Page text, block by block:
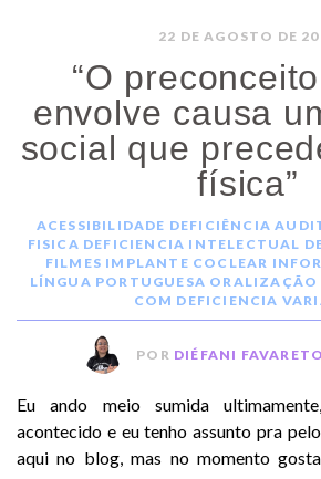
22 DE AGOSTO DE
“O
envolve causa
social que
física”
ACESSIBILIDADE DEFICIÊNCIA
FISICA DEFICIENCIA INTELECTUAL
FILMES IMPLANTE COCLEAR
LÍNGUA PORTUGUESA ORALIZAÇÃO
COM DEFICIENCIA
POR DIÉFANI
Eu ando meio sumida
acontecido e eu tenho assunto pra
aqui no blog, mas no momento